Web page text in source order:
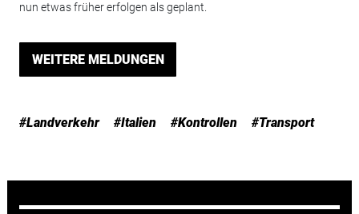
nun etwas früher erfolgen als geplant.
WEITERE MELDUNGEN
#Landverkehr #Italien #Kontrollen #Transport